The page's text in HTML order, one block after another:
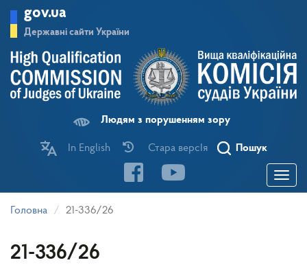
основного
матеріалу
gov.ua
Державні сайти України
Людям з порушенням зору
In English Стара версІя Пошук
Toggle
Головна 21-336/26
21-336/26